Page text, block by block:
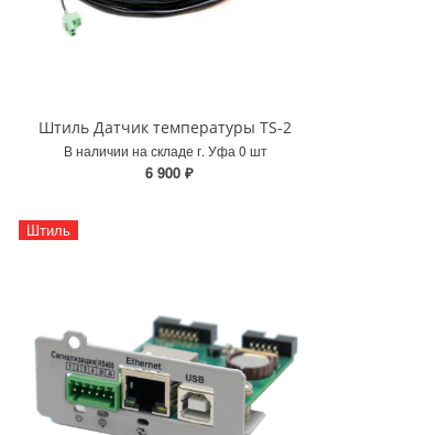
Штиль Датчик температуры TS-2
В наличии на складе г. Уфа 0 шт
6 900 ₽
Штиль